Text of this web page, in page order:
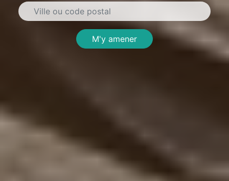
M'y amener